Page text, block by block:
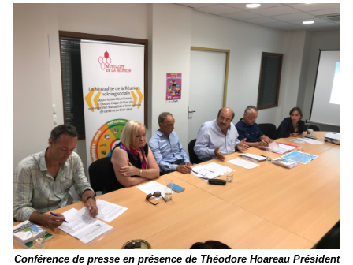
Conférence de presse en présence de Théodore Hoareau Président